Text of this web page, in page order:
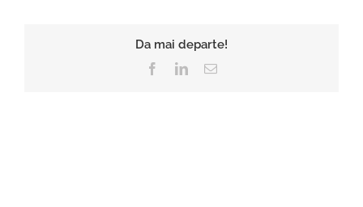
Da mai departe!
FacebookLinkedIn
E-